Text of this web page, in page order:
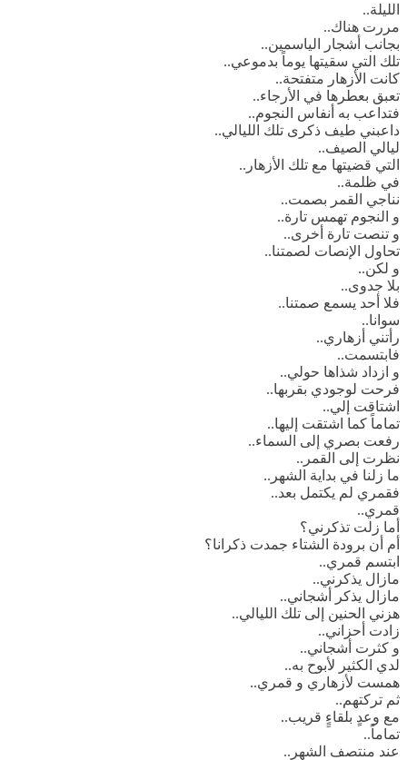
الليلة..
مررت هناك..
بجانب أشجار الياسمين..
تلك التي سقيتها يوماً بدموعي..
كانت الأزهار متفتحة..
تعبق بعطرها في الأرجاء..
فتداعب به أنفاس النجوم..
داعبني طيف ذكرى تلك الليالي..
ليالي الصيف..
التي قضيتها مع تلك الأزهار..
في ظلمة..
نناجي القمر بصمت..
و النجوم تهمس تارة..
و تنصت تارة أخرى..
تحاول الإنصات لصمتنا..
و لكن..
بلا جدوى..
فلا أحد يسمع صمتنا..
سوانا..
رأتني أزهاري..
فابتسمت..
و ازداد شذاها حولي..
فرحت لوجودي بقربها..
اشتاقت إلي..
تماماً كما اشتقت إليها..
رفعت بصري إلى السماء..
نظرت إلى القمر..
ما زلنا في بداية الشهر..
فقمري لم يكتمل بعد..
قمري..
أما زلت تذكرني؟
أم أن برودة الشتاء جمدت ذكرانا؟
ابتسم قمري..
مازال يذكرني..
مازال يذكر أشجاني..
هزني الحنين إلى تلك الليالي..
زادت أحزاني..
و كثرت أشجاني..
لدي الكثير لأبوح به..
همست لأزهاري و قمري..
ثم تركتهم..
مع وعدٍ بلقاءٍِ قريب..
تماماً..
عند منتصف الشهر..